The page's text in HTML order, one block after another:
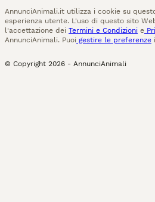
AnnunciAnimali.it utilizza i cookie su
esperienza utente. L'uso di questo sito
l'accettazione dei Termini e Condizioni e
AnnunciAnimali. Puoi gestire le preferenze
© Copyright 2026 - AnnunciAnimali